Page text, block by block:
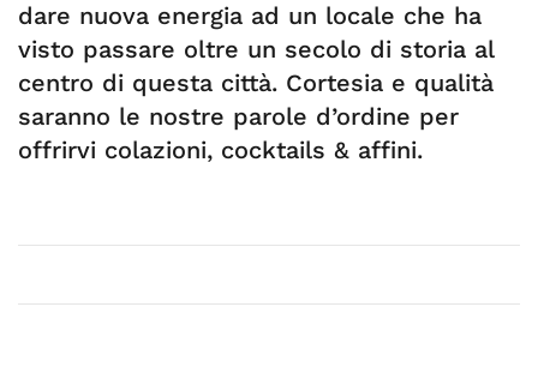
dare nuova energia ad un locale che ha
visto passare oltre un secolo di storia al
centro di questa città. Cortesia e qualità
saranno le nostre parole d’ordine per
offrirvi colazioni, cocktails & affini.